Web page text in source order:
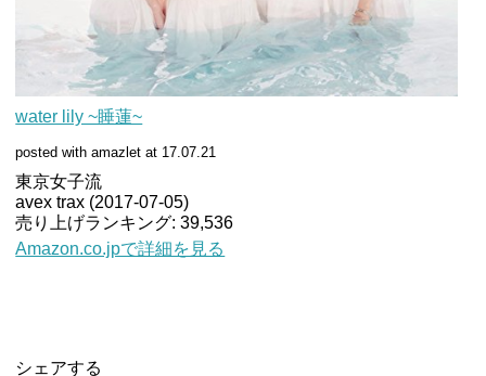
water lily ~睡蓮~
posted with amazlet at 17.07.21
東京女子流
avex trax (2017-07-05)
売り上げランキング: 39,536
Amazon.co.jpで詳細を見る
シェアする